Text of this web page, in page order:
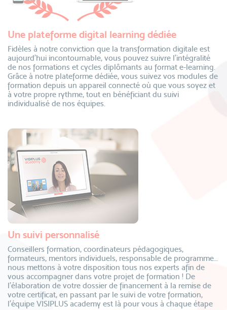
Une plateforme digital learning dédiée
Fidèles à notre conviction que la transformation digitale est
aujourd’hui incontournable, vous pouvez suivre l’intégralité
de nos formations et cycles diplômants au format e-learning.
Grâce à notre plateforme dédiée, vous suivez vos modules de
formation depuis un appareil connecté où que vous soyez et
à votre propre rythme, tout en bénéficiant du suivi
individualisé de nos équipes.
Un suivi personnalisé
Conseillers formation, coordinateurs pédagogiques,
formateurs, mentors individuels, responsable de programme…
nous mettons à votre disposition tous nos experts afin de
vous accompagner dans votre projet de formation ! De
l’élaboration de votre dossier de financement à la remise de
votre certificat, en passant par le suivi de votre formation,
l’équipe VISIPLUS academy est là pour vous à chaque étape